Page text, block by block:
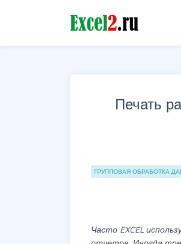
Печать
Группы статей
ГРУППОВАЯ ОБРАБОТКА
Часто EXCEL